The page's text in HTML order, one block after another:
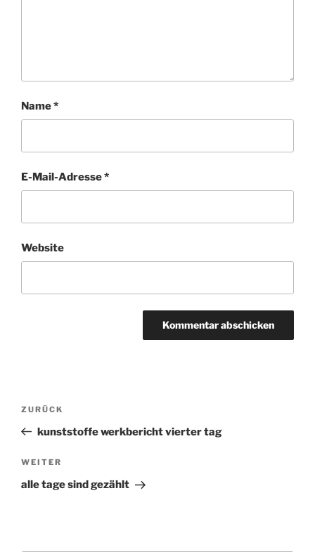
Name*
E-Mail-Adresse*
Website
Beitragsnavigation
Vorheriger
Beitrag
ZURÜCK
kunststoffe werkbericht vierter tag
Nächster
Beitrag
WEITER
alle tage sind gezählt